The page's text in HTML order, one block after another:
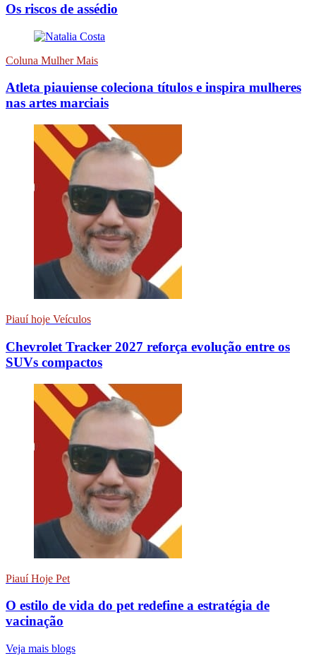
Os riscos de assédio
Coluna Mulher Mais
Atleta piauiense coleciona títulos e inspira mulheres
nas artes marciais
Piauí hoje Veículos
Chevrolet Tracker 2027 reforça evolução entre os
SUVs compactos
Piauí Hoje Pet
O estilo de vida do pet redefine a estratégia de
vacinação
Veja mais blogs